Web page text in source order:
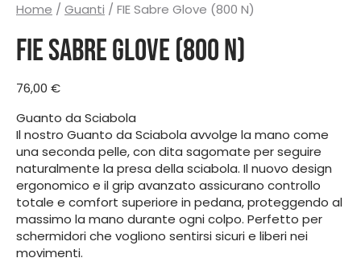
Home / Guanti / FIE Sabre Glove (800 N)
FIE Sabre Glove (800 N)
76,00 €
Guanto da Sciabola
Il nostro Guanto da Sciabola avvolge la mano come
una seconda pelle, con dita sagomate per seguire
naturalmente la presa della sciabola. Il nuovo design
ergonomico e il grip avanzato assicurano controllo
totale e comfort superiore in pedana, proteggendo al
massimo la mano durante ogni colpo. Perfetto per
schermidori che vogliono sentirsi sicuri e liberi nei
movimenti.